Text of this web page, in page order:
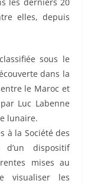
les derniers 20
elles, depuis
sous le
dans la
le Maroc et
Luc Labenne
lunaire.
à la Société des
dispositif
mises au
visualiser les